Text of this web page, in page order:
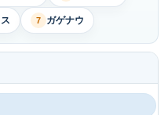
7 ガゲナウ